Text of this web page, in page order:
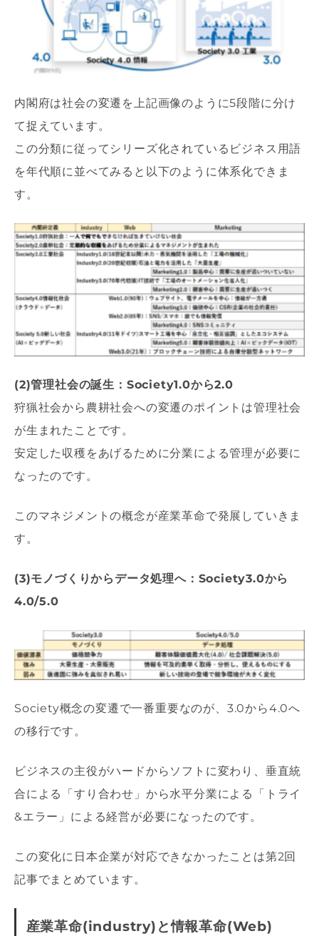
内閣府は社会の変遷を上記画像のように5段階に分け
て捉えています。
この分類に従ってシリーズ化されているビジネス用語
を年代順に並べてみると以下のように体系化できま
す。
(2)管理社会の誕生：Society1.0から2.0
狩猟社会から農耕社会への変遷のポイントは管理社会
が生まれたことです。
安定した収穫をあげるために分業による管理が必要に
なったのです。
このマネジメントの概念が産業革命で発展していきま
す。
(3)モノづくりからデータ処理へ：Society3.0から
4.0/5.0
Society概念の変遷で一番重要なのが、3.0から4.0へ
の移行です。
ビジネスの主役がハードからソフトに変わり、垂直統
合による「すり合わせ」から水平分業による「トライ
&エラー」による経営が必要になったのです。
この変化に日本企業が対応できなかったことは第2回
記事でまとめています。
産業革命(industry)と情報革命(Web)